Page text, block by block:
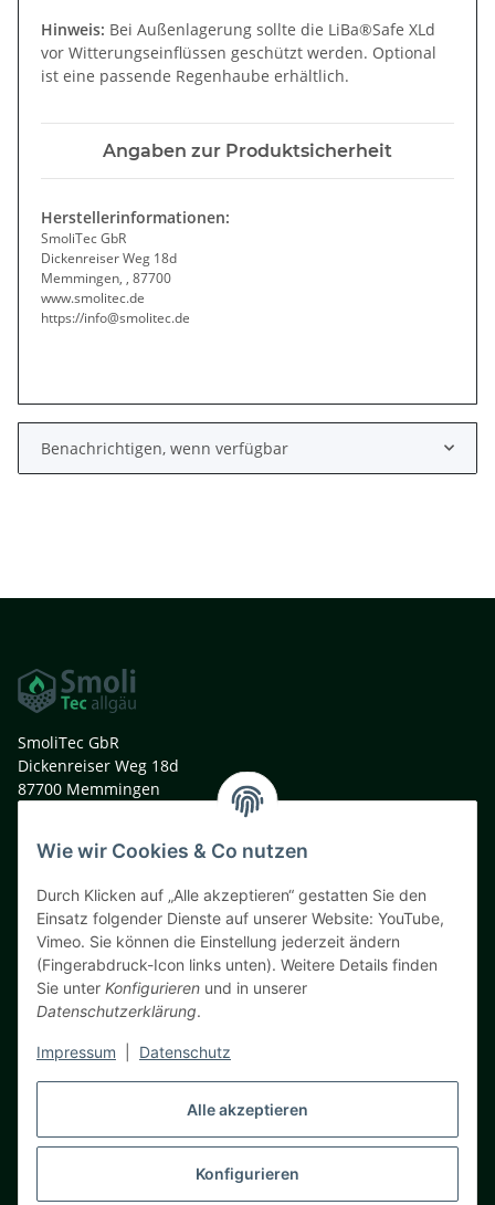
Alle akzeptieren
Konfigurieren
Wie wir Cookies & Co nutzen
Durch Klicken auf „Alle akzeptieren“ gestatten Sie den
Einsatz folgender Dienste auf unserer Website: YouTube,
Vimeo. Sie können die Einstellung jederzeit ändern
(Fingerabdruck-Icon links unten). Weitere Details finden
Sie unter Konfigurieren und in unserer
Datenschutzerklärung.
Impressum Datenschutz
Hinweis: Bei Außenlagerung sollte die LiBa®Safe XLd
vor Witterungseinflüssen geschützt werden. Optional
ist eine passende Regenhaube erhältlich.
Angaben zur Produktsicherheit
Herstellerinformationen:
SmoliTec GbR
Dickenreiser Weg 18d
Memmingen, , 87700
www.smolitec.de
https://info@smolitec.de
Benachrichtigen, wenn verfügbar
SmoliTec GbR
Dickenreiser Weg 18d
87700 Memmingen
t. +49 (0)8331 991 33 44
info@smolitec.de
Informationen
Gesetzliche Informationen
Teil unseres Netzwerks:
Voltmaster – RC Store. 3D Print. Fun. ( B2C Shop )
Vertrag widerrufen